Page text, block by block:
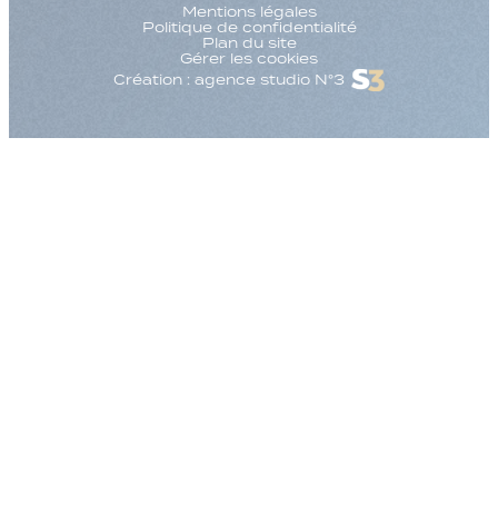
Mentions légales
Politique de confidentialité
Plan du site
Gérer les cookies
Création : agence studio N°3